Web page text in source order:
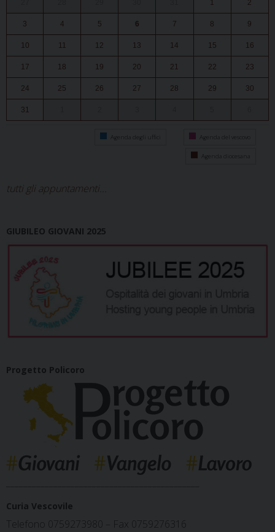
1 2
3 4 5 6 7 8 9
10 11 12 13 14 15 16
17 18 19 20 21 22 23
24 25 26 27 28 29 30
31
Agenda degli uffici Agenda del vescovo
Agenda diocesana
tutti gli appuntamenti...
GIUBILEO GIOVANI 2025
Progetto Policoro
Curia Vescovile
Telefono 0759273980 – Fax 0759276316